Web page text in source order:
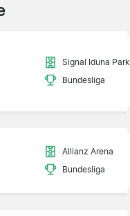
Signal Iduna Park
Bundesliga
Allianz Arena
Bundesliga